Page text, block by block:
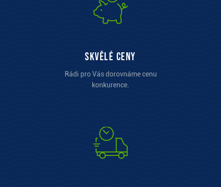
Skvělé ceny
Rádi pro Vás dorovnáme cenu
konkurence.